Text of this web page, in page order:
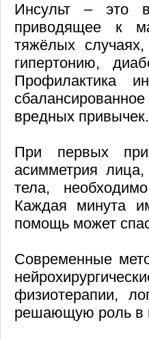
Инсульт – это
приводящее к
тяжёлых
гипертонию,
Профилактика
вредных
При первых
асимметрия
тела,
Каждая минута
помощь может
Современные
физиотерапии,
решающую роль в